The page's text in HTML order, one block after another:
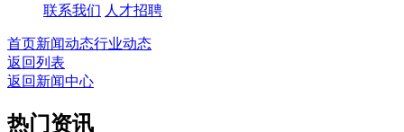
联系我们 人才招聘
首页新闻动态行业动态
返回列表
返回新闻中心
热门资讯